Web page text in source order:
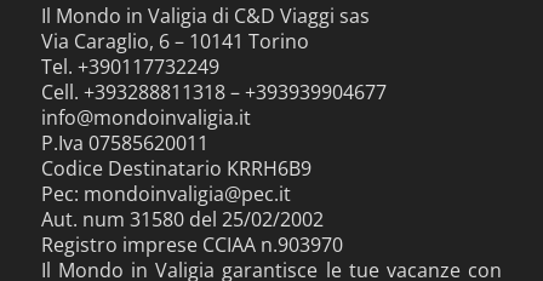
Il Mondo in Valigia di C&D Viaggi sas
Via Caraglio, 6 – 10141 Torino
Tel. +390117732249
Cell. +393288811318 – +393939904677
info@mondoinvaligia.it
P.Iva 07585620011
Codice Destinatario KRRH6B9
Pec: mondoinvaligia@pec.it
Aut. num 31580 del 25/02/2002
Registro imprese CCIAA n.903970
Il Mondo in Valigia garantisce le tue vacanze con